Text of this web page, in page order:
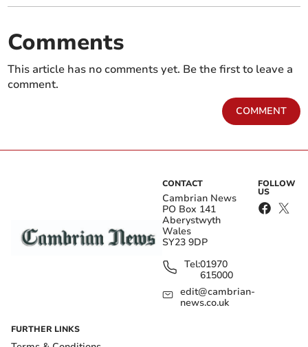
Comments
This article has no comments yet. Be the first to leave a
comment.
COMMENT
CONTACT
Cambrian News
PO Box 141
Aberystwyth
Wales
SY23 9DP
Tel:01970
615000
edit@cambrian-
news.co.uk
FOLLOW
US
FURTHER LINKS